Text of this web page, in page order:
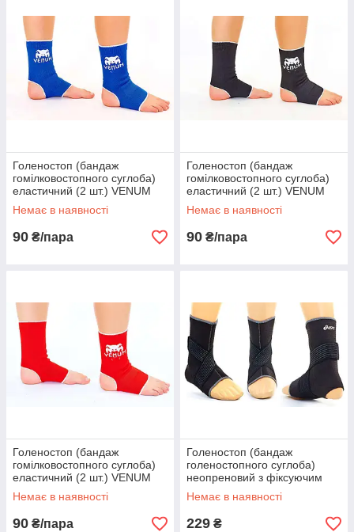
Голеностоп (бандаж
гомілковостопного суглоба)
еластичний (2 шт.) VENUM
MA-6237-B (р-р M-L, синій)
Немає в наявності
90 ₴/пара
Голеностоп (бандаж
гомілковостопного суглоба)
еластичний (2 шт.) VENUM
MA-6237-BK (р-р M-L,
чорний)
Немає в наявності
90 ₴/пара
Голеностоп (бандаж
гомілковостопного суглоба)
еластичний (2 шт.) VENUM
MA-6237-R (р-р M-р, L,
червоний)
Немає в наявності
90 ₴/пара
Голеностоп (бандаж
голеностопного суглоба)
неопреновий з фіксуючим
ременем (1шт) ASIC BC-606
(р-р M-L)
Немає в наявності
229 ₴